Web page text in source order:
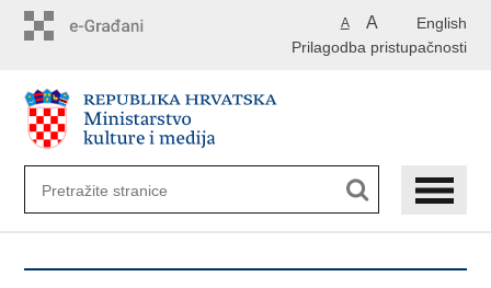
English
A A
Prilagodba pristupačnosti